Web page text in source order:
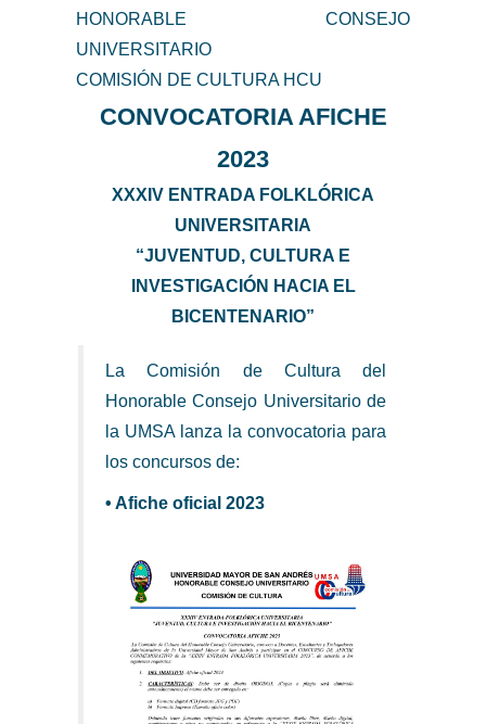
HONORABLE CONSEJO
UNIVERSITARIO
COMISIÓN DE CULTURA HCU
CONVOCATORIA AFICHE
2023
XXXIV ENTRADA FOLKLÓRICA
UNIVERSITARIA
“JUVENTUD, CULTURA E
INVESTIGACIÓN HACIA EL
BICENTENARIO”
La Comisión de Cultura del
Honorable Consejo Universitario de
la UMSA lanza la convocatoria para
los concursos de:
• Afiche oficial 2023